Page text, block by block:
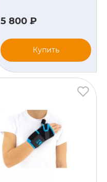
5 800 ₽
Купить